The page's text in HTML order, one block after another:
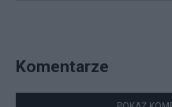
Komentarze